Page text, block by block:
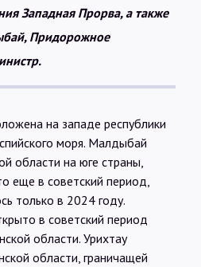
Западная Прорва, а также
Придорожное
на западе республики
моря. Малдыбай
области на юге страны,
еще в советский период,
только в 2024 году.
в советский период
области. Урихтау
области, граничащей